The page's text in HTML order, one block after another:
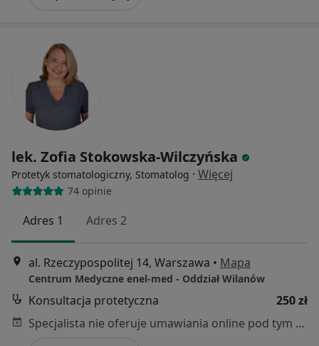
lek. Zofia Stokowska-Wilczyńska
Protetyk stomatologiczny, Stomatolog · Więcej
74 opinie
Adres 1 Adres 2
al. Rzeczypospolitej 14, Warszawa • Mapa
Centrum Medyczne enel-med - Oddział Wilanów
Konsultacja protetyczna
250 zł
Specjalista nie oferuje umawiania online pod tym adresem.